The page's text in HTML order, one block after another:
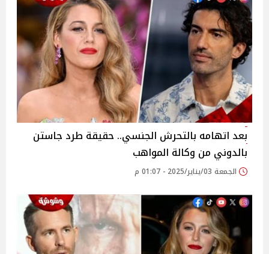
بعد اتهامه بالتحرش الجنسي.. حقيقة طرد جاستن
بالدوني من وكالة المواهب
الجمعة 03/يناير/2025 - 01:07 م